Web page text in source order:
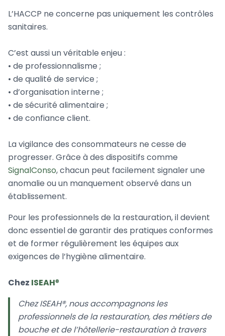
L’HACCP ne concerne pas uniquement les contrôles
sanitaires.
C’est aussi un véritable enjeu :
• de professionnalisme ;
• de qualité de service ;
• d’organisation interne ;
• de sécurité alimentaire ;
• de confiance client.
La vigilance des consommateurs ne cesse de
progresser. Grâce à des dispositifs comme
SignalConso, chacun peut facilement signaler une
anomalie ou un manquement observé dans un
établissement.
Pour les professionnels de la restauration, il devient
donc essentiel de garantir des pratiques conformes
et de former régulièrement les équipes aux
exigences de l’hygiène alimentaire.
Chez ISEAH®️
Chez ISEAH®️, nous accompagnons les
professionnels de la restauration, des métiers de
bouche et de l’hôtellerie-restauration à travers